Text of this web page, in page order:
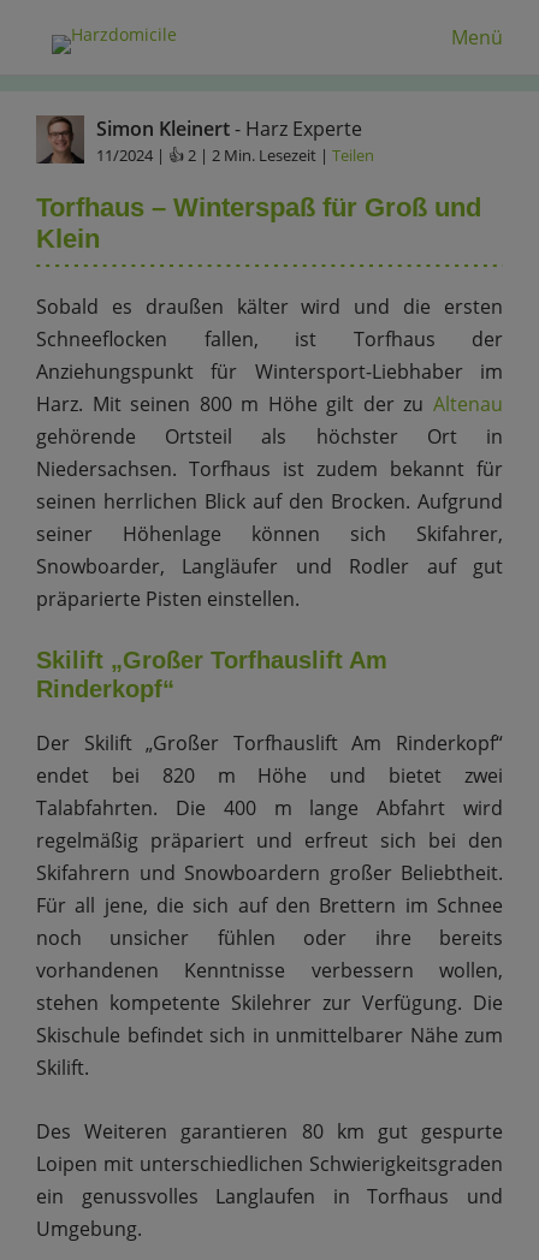
Menü
Simon Kleinert- Harz Experte
11/2024 | 👍 2 | 2 Min. Lesezeit | Teilen
Torfhaus – Winterspaß für Groß und
Klein
Sobald es draußen kälter wird und die ersten
Schneeflocken fallen, ist Torfhaus der
Anziehungspunkt für Wintersport-Liebhaber im
Harz. Mit seinen 800 m Höhe gilt der zu Altenau
gehörende Ortsteil als höchster Ort in
Niedersachsen. Torfhaus ist zudem bekannt für
seinen herrlichen Blick auf den Brocken. Aufgrund
seiner Höhenlage können sich Skifahrer,
Snowboarder, Langläufer und Rodler auf gut
präparierte Pisten einstellen.
Skilift „Großer Torfhauslift Am
Rinderkopf“
Der Skilift „Großer Torfhauslift Am Rinderkopf“
endet bei 820 m Höhe und bietet zwei
Talabfahrten. Die 400 m lange Abfahrt wird
regelmäßig präpariert und erfreut sich bei den
Skifahrern und Snowboardern großer Beliebtheit.
Für all jene, die sich auf den Brettern im Schnee
noch unsicher fühlen oder ihre bereits
vorhandenen Kenntnisse verbessern wollen,
stehen kompetente Skilehrer zur Verfügung. Die
Skischule befindet sich in unmittelbarer Nähe zum
Skilift.
Des Weiteren garantieren 80 km gut gespurte
Loipen mit unterschiedlichen Schwierigkeitsgraden
ein genussvolles Langlaufen in Torfhaus und
Umgebung.